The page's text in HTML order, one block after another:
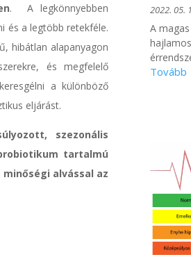
. A legkönnyebben
és a legtöbb retekféle.
hibátlan alapanyagon
és megfelelő
a különböző
eljárást.
szezonális
tartalmú
alvással az
2022. 05.
A